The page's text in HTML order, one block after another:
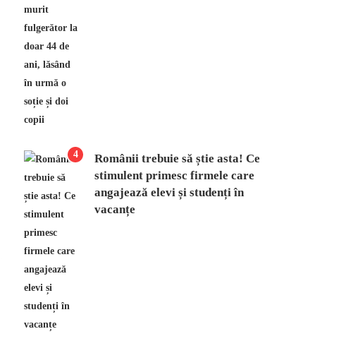
4
Românii trebuie să știe asta! Ce
stimulent primesc firmele care
angajează elevi și studenți în
vacanțe